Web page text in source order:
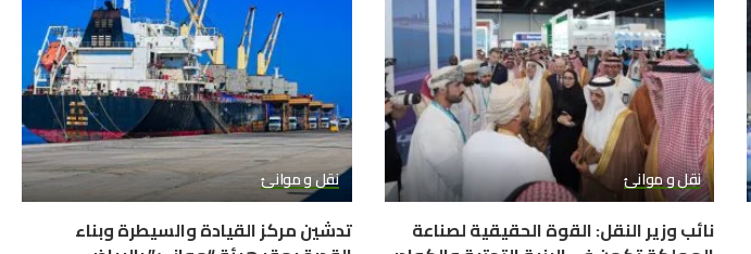
نقل و موانئ
نائب وزير النقل: القوة الحقيقية لصناعة
نقل و موانئ
تدشين مركز القيادة والسيطرة وبناء